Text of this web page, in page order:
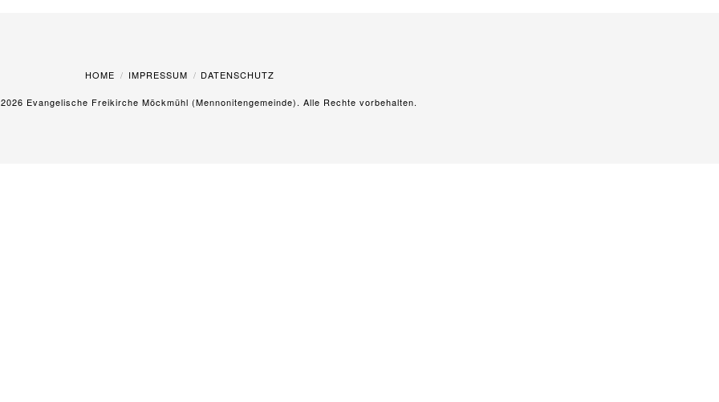
HOME IMPRESSUM DATENSCHUTZ
2026 Evangelische Freikirche Möckmühl (Mennonitengemeinde). Alle Rechte vorbehalten.